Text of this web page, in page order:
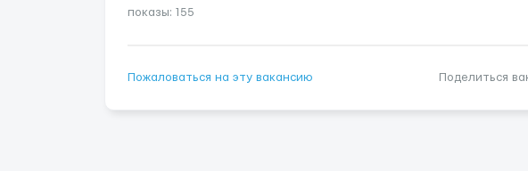
показы: 155
Пожаловаться на эту вакансию Поделиться